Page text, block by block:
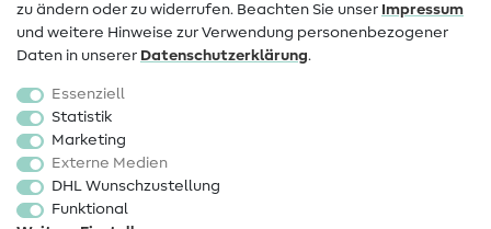
Stoffe
Sale
Schnittmuster
zu ändern oder zu widerrufen. Beachten Sie unser Impressum
und weitere Hinweise zur Verwendung personenbezogener
Daten in unserer Daten­schutz­erklärung.
Essenziell
Statistik
Marketing
Externe Medien
DHL Wunschzustellung
Funktional